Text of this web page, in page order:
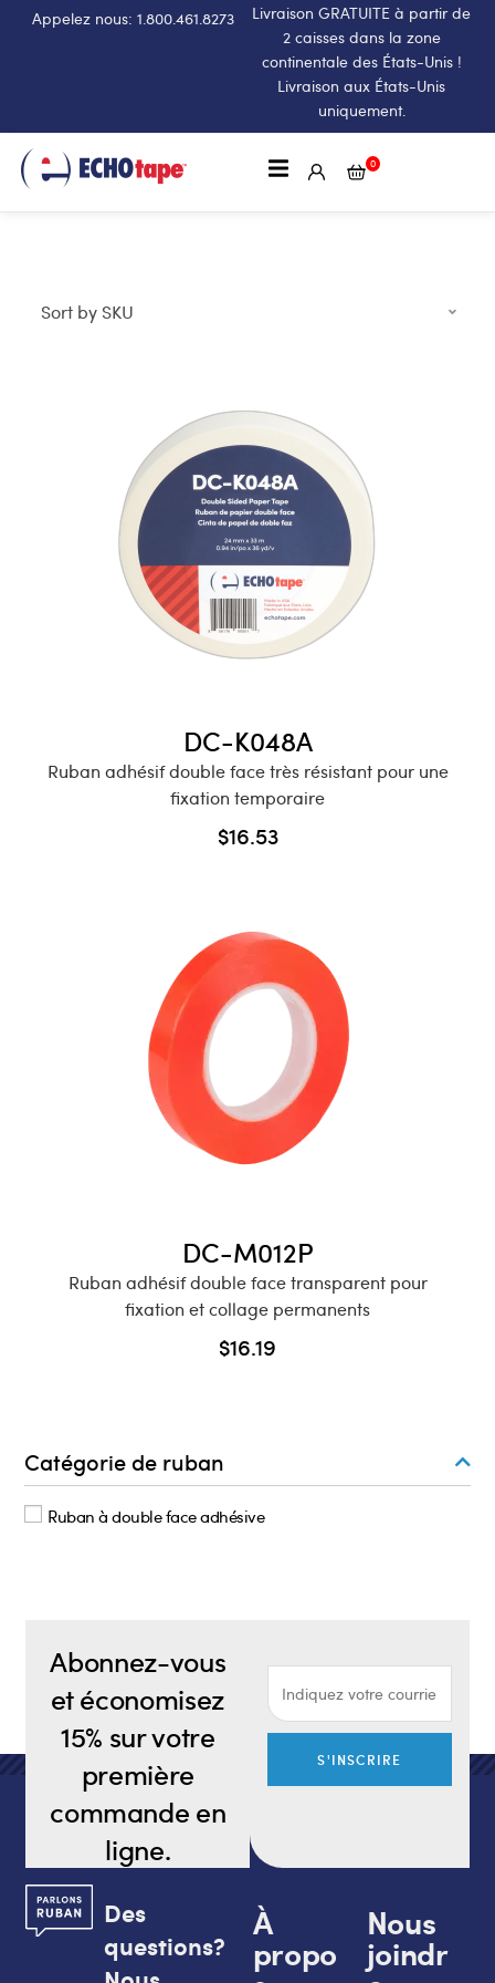
Appelez nous: 1.800.461.8273
Livraison GRATUITE à partir de
2 caisses dans la zone
continentale des États-Unis !
Livraison aux États-Unis
uniquement.
0
Sort by SKU
DC-K048A
Ruban adhésif double face très résistant pour une
fixation temporaire
$16.53
DC-M012P
Ruban adhésif double face transparent pour
fixation et collage permanents
$16.19
Catégorie de ruban
Ruban à double face adhésive
Abonnez-vous
et économisez
15% sur votre
première
commande en
ligne.
S'INSCRIRE
Des
questions?
À
propo
Nous
joindr